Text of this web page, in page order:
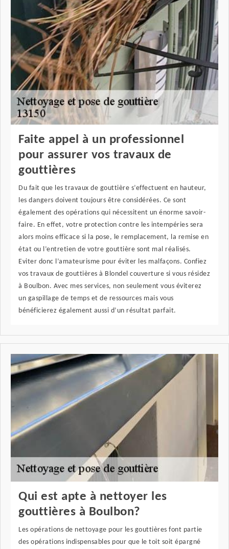
Faite appel à un professionnel
pour assurer vos travaux de
gouttières
Du fait que les travaux de gouttière s’effectuent en hauteur,
les dangers doivent toujours être considérées. Ce sont
également des opérations qui nécessitent un énorme savoir-
faire. En effet, votre protection contre les intempéries sera
alors moins efficace si la pose, le remplacement, la remise en
état ou l’entretien de votre gouttière sont mal réalisés.
Eviter donc l’amateurisme pour éviter les malfaçons. Confiez
vos travaux de gouttières à Blondel couverture si vous résidez
à Boulbon. Avec mes services, non seulement vous éviterez
un gaspillage de temps et de ressources mais vous
bénéficierez également aussi d’un résultat parfait.
Qui est apte à nettoyer les
gouttières à Boulbon?
Les opérations de nettoyage pour les gouttières font partie
des opérations indispensables pour que le toit soit épargné